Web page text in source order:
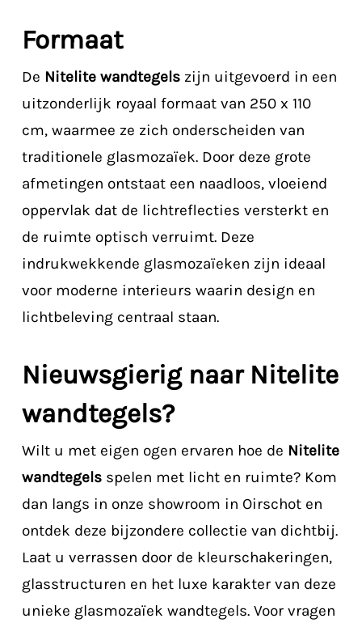
Formaat
De Nitelite wandtegelszijn uitgevoerd in een
uitzonderlijk royaal formaat van 250 x 110
cm, waarmee ze zich onderscheiden van
traditionele glasmozaïek. Door deze grote
afmetingen ontstaat een naadloos, vloeiend
oppervlak dat de lichtreflecties versterkt en
de ruimte optisch verruimt. Deze
indrukwekkende glasmozaïeken zijn ideaal
voor moderne interieurs waarin design en
lichtbeleving centraal staan.
Nieuwsgierig naar Nitelite
wandtegels?
Wilt u met eigen ogen ervaren hoe de Nitelite
wandtegelsspelen met licht en ruimte? Kom
dan langs in onze showroom in Oirschot en
ontdek deze bijzondere collectie van dichtbij.
Laat u verrassen door de kleurschakeringen,
glasstructuren en het luxe karakter van deze
unieke glasmozaïek wandtegels. Voor vragen